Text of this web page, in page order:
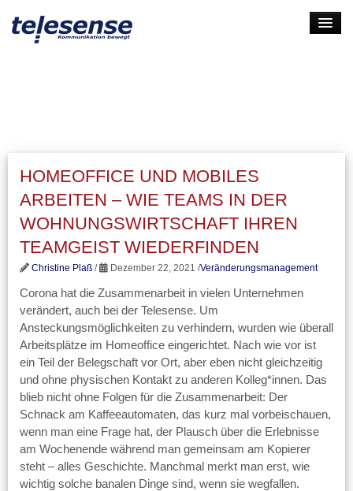
KONTAKT
LOGIN
HOMEOFFICE UND MOBILES
ARBEITEN – WIE TEAMS IN DER
WOHNUNGSWIRTSCHAFT IHREN
TEAMGEIST WIEDERFINDEN
Christine Plaß / Dezember 22, 2021 /Veränderungsmanagement
Corona hat die Zusammenarbeit in vielen Unternehmen
verändert, auch bei der Telesense. Um
Ansteckungsmöglichkeiten zu verhindern, wurden wie überall
Arbeitsplätze im Homeoffice eingerichtet. Nach wie vor ist
ein Teil der Belegschaft vor Ort, aber eben nicht gleichzeitig
und ohne physischen Kontakt zu anderen Kolleg*innen. Das
blieb nicht ohne Folgen für die Zusammenarbeit: Der
Schnack am Kaffeeautomaten, das kurz mal vorbeischauen,
wenn man eine Frage hat, der Plausch über die Erlebnisse
am Wochenende während man gemeinsam am Kopierer
steht – alles Geschichte. Manchmal merkt man erst, wie
wichtig solche banalen Dinge sind, wenn sie wegfallen.